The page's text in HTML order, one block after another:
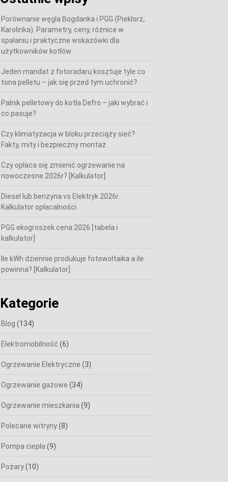
Porównanie węgla Bogdanka i PGG (Pieklorz,
Karolinka). Parametry, ceny, różnice w
spalaniu i praktyczne wskazówki dla
użytkowników kotłów
Jeden mandat z fotoradaru kosztuje tyle co
tona pelletu – jak się przed tym uchronić?
Palnik pelletowy do kotła Defro – jaki wybrać i
co pasuje?
Czy klimatyzacja w bloku przeciąży sieć?
Fakty, mity i bezpieczny montaż
Czy opłaca się zmienić ogrzewanie na
nowoczesne 2026r? [Kalkulator]
Diesel lub benzyna vs Elektryk 2026r.
Kalkulator opłacalności
PGG ekogroszek cena 2026 [tabela i
kalkulator]
Ile kWh dziennie produkuje fotowoltaika a ile
powinna? [Kalkulator]
Kategorie
Blog (134)
Elektromobilność (6)
Ogrzewanie Elektryczne (3)
Ogrzewanie gazowe (34)
Ogrzewanie mieszkania (9)
Polecane witryny(8)
Pompa ciepła (9)
Pożary(10)